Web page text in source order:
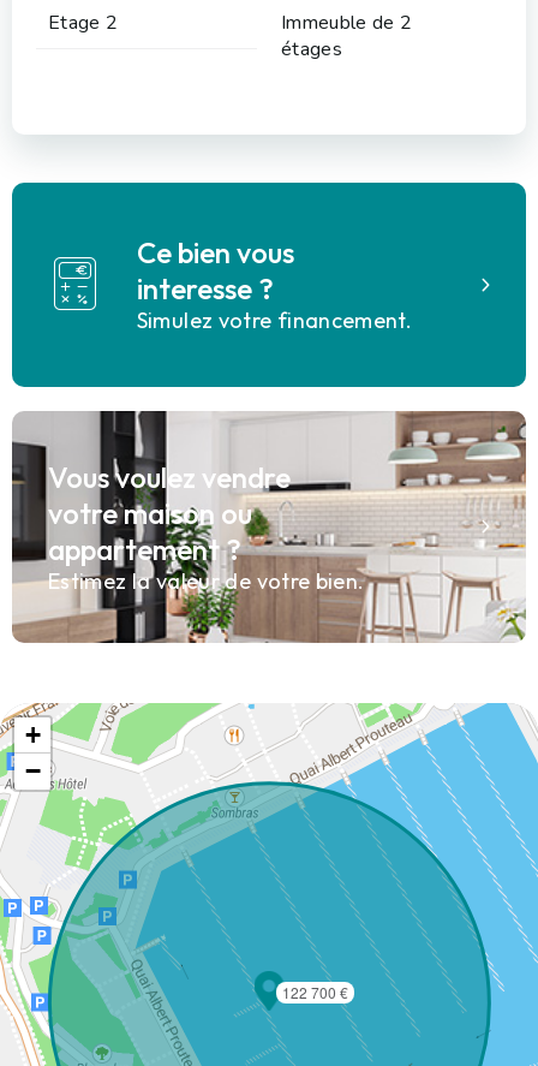
Etage 2
Immeuble de 2
étages
Ce bien vous
interesse ?
Simulez votre financement.
Vous voulez vendre
votre maison ou
appartement ?
Estimez la valeur de votre bien.
122 700 €
+
−